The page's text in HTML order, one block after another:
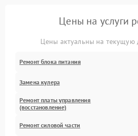
Цены на услуги
Цены актуальны на текущую
Ремонт блока питания
Замена кулера
Ремонт платы управления
(восстановление)
Ремонт силовой части